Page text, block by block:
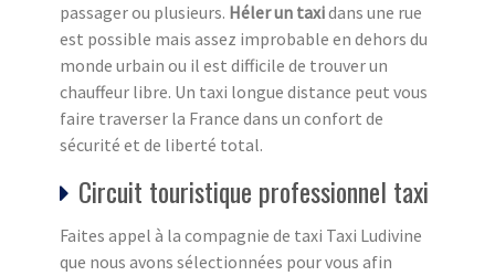
passager ou plusieurs. Héler un taxidans une rue
est possible mais assez improbable en dehors du
monde urbain ou il est difficile de trouver un
chauffeur libre. Un taxi longue distance peut vous
faire traverser la France dans un confort de
sécurité et de liberté total.
Circuit touristique professionnel taxi
Faites appel à la compagnie de taxi Taxi Ludivine
que nous avons sélectionnées pour vous afin